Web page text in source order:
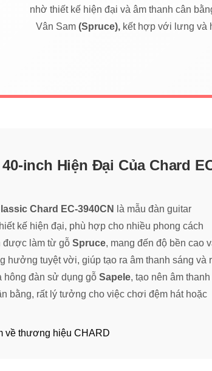
nhờ thiết kế hiện đại và âm thanh cân
Vân Sam(Spruce), kết hợp với lưng và
inch Hiện Đại Của Chard
Chard EC-3940CN
là mẫu đàn guitar
kế hiện đại, phù hợp cho nhiều phong cách
được làm từ gỗ Spruce, mang đến độ bền cao
hưởng tuyệt vời, giúp tạo ra âm thanh sáng và
hông đàn sử dụng gỗ Sapele, tạo nên âm thanh
bằng, rất lý tưởng cho việc chơi đệm hát hoặc
về thương hiệu CHARD